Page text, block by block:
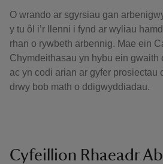
O wrando ar sgyrsiau gan
y tu ôl i’r llenni i fynd ar wyliau
rhan o rywbeth arbennig. Mae ein
Chymdeithasau yn hybu ein gwaith
ac yn codi arian ar gyfer prosiectau
drwy bob math o ddigwyddiadau.
Cyfeillion Rhaeadr